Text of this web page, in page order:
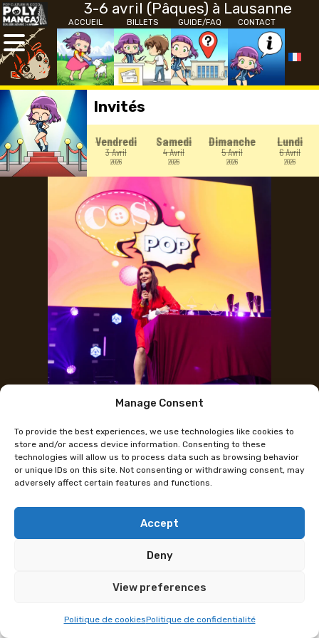
Manage Consent
To provide the best experiences, we use technologies like cookies to
store and/or access device information. Consenting to these
technologies will allow us to process data such as browsing behavior
or unique IDs on this site. Not consenting or withdrawing consent, may
adversely affect certain features and functions.
Accept
Deny
View preferences
Politique de cookiesPolitique de confidentialité
3-6 avril (Pâques) à Lausanne
ACCUEIL BILLETS GUIDE/FAQ CONTACT
Invités
Vendredi
3 Avril
2026
Samedi
4 Avril
2026
Dimanche
5 Avril
2026
Lundi
6 Avril
2026
(Dimanche)
Cette page ne concerne pas cette édition
Règlement :CLIQUEZ ICI
Pour célébrer les 20 ans du cosplay à Polymanga, ce
qui ont marqué l’histoire des concours de cosplay en